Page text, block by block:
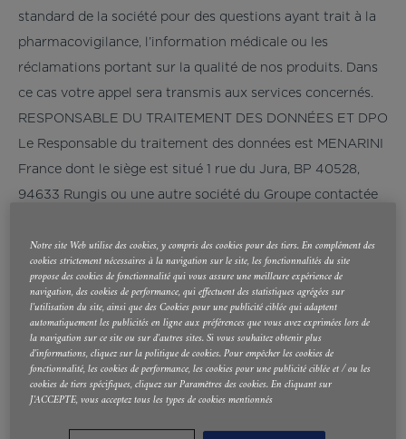
standard de la société pour des questions ayant trait à la
pharmacovigilance, l’information médicale ou les
réclamations portant sur la qualité de nos produits. Dans
ce cas votre appel sera transmis aux services concernés.
RESPONSABLE DU TRAITEMENT DES DONNÉES ET DPO
Le Responsable du traitement des données est MENARINI
France dont le siège est situé 1 rue du Jura, BP 40528,
94633 Rungis ou une autre société du Groupe contactée
Responsable du traitement »).
Vous pouvez contacter le Responsable du traitement à
l’adresse suivante :dpl@menarini.fr
Le Délégué à la protection des données (« DPO ») peut
également être contacté à l’adresse suivante
Notre site Web utilise des cookies, y compris des cookies pour des tiers. En complément des
cookies strictement nécessaires à la navigation sur le site, les fonctionnalités du site
propose des cookies de fonctionnalité qui vous assure une meilleure expérience de
navigation, des cookies de performance, qui effectuent des statistiques agrégées sur
l'utilisation du site, ainsi que des Cookies pour une publicité ciblée qui adaptent
automatiquement les publicités en ligne aux préférences que vous avez exprimées lors de
la navigation sur ce site ou sur d'autres sites. Si vous souhaitez obtenir plus
d'informations, cliquez sur la politique de cookies. Pour empêcher les cookies de
fonctionnalité, les cookies de performance, les cookies pour une publicité ciblée et / ou les
cookies de tiers spécifiques, cliquez sur Paramètres des cookies. En cliquant sur
J'ACCEPTE, vous acceptez tous les types de cookies mentionnés